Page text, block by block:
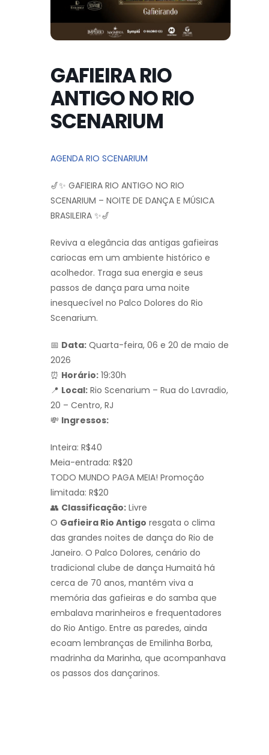
GAFIEIRA RIO
ANTIGO NO RIO
SCENARIUM
AGENDA RIO SCENARIUM
🎷✨ GAFIEIRA RIO ANTIGO NO RIO
SCENARIUM – NOITE DE DANÇA E MÚSICA
BRASILEIRA ✨🎷
Reviva a elegância das antigas gafieiras
cariocas em um ambiente histórico e
acolhedor. Traga sua energia e seus
passos de dança para uma noite
inesquecível no Palco Dolores do Rio
Scenarium.
📅 Data: Quarta-feira, 06 e 20 de maio de
2026
⏰ Horário: 19:30h
📍 Local: Rio Scenarium – Rua do Lavradio,
20 – Centro, RJ
💸 Ingressos:
Inteira: R$40
Meia-entrada: R$20
TODO MUNDO PAGA MEIA! Promoção
limitada: R$20
👥 Classificação: Livre
O Gafieira Rio Antigo resgata o clima
das grandes noites de dança do Rio de
Janeiro. O Palco Dolores, cenário do
tradicional clube de dança Humaitá há
cerca de 70 anos, mantém viva a
memória das gafieiras e do samba que
embalava marinheiros e frequentadores
do Rio Antigo. Entre as paredes, ainda
ecoam lembranças de Emilinha Borba,
madrinha da Marinha, que acompanhava
os passos dos dançarinos.